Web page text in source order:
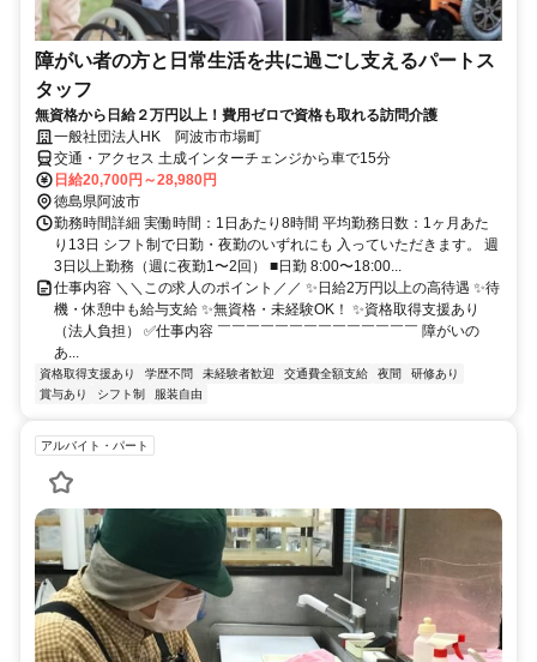
障がい者の方と日常生活を共に過ごし支えるパートス
タッフ
無資格から日給２万円以上！費用ゼロで資格も取れる訪問介護
一般社団法人HK 阿波市市場町
交通・アクセス 土成インターチェンジから車で15分
日給20,700円～28,980円
徳島県阿波市
勤務時間詳細 実働時間：1日あたり8時間 平均勤務日数：1ヶ月あた
り13日 シフト制で日勤・夜勤のいずれにも 入っていただきます。 週
3日以上勤務（週に夜勤1〜2回） ■日勤 8:00〜18:00...
仕事内容 ＼＼この求人のポイント／／ ✨日給2万円以上の高待遇 ✨待
機・休憩中も給与支給 ✨無資格・未経験OK！ ✨資格取得支援あり
（法人負担） ✅仕事内容 ￣￣￣￣￣￣￣￣￣￣￣￣￣￣ 障がいの
あ...
資格取得支援あり 学歴不問 未経験者歓迎 交通費全額支給 夜間
研修あり
賞与あり
シフト制 服装自由
アルバイト・パート